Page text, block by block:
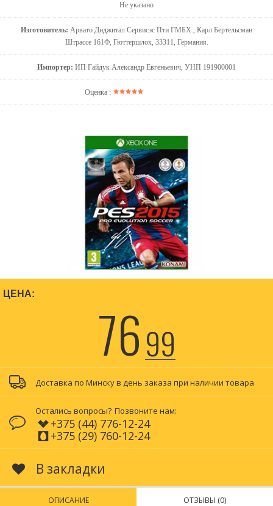
Не указано
Изготовитель: Арвато Диджитал Сервисэс Пти ГМБХ., Карл Бертельсман
Штрассе 161Ф, Гюттершлох, 33311, Германия.
Импортер: ИП Гайдук Александр Евгеньевич, УНП 191900001
Оценка :
ЦЕНА:
7699
Доставка по Минску в день заказа при наличии товара
Остались вопросы? Позвоните нам:
+375 (44) 776-12-24
+375 (29) 760-12-24
В закладки
ОПИСАНИЕ ОТЗЫВЫ (0)